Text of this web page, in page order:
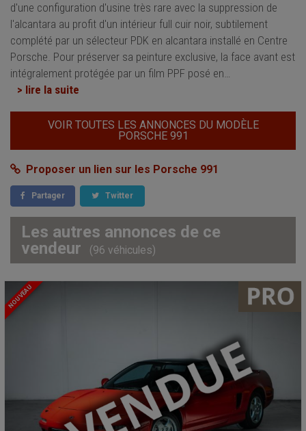
d'une configuration d'usine très rare avec la suppression de
l'alcantara au profit d'un intérieur full cuir noir, subtilement
complété par un sélecteur PDK en alcantara installé en Centre
Porsche. Pour préserver sa peinture exclusive, la face avant est
intégralement protégée par un film PPF posé en…
> lire la suite
VOIR TOUTES LES ANNONCES DU MODÈLE
PORSCHE 991
Proposer un lien sur les Porsche 991
Partager Twitter
Les autres annonces de ce
vendeur
(96 véhicules)
NOUVEAU